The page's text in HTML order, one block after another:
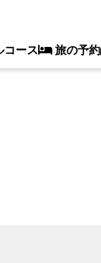
コース 旅の予約